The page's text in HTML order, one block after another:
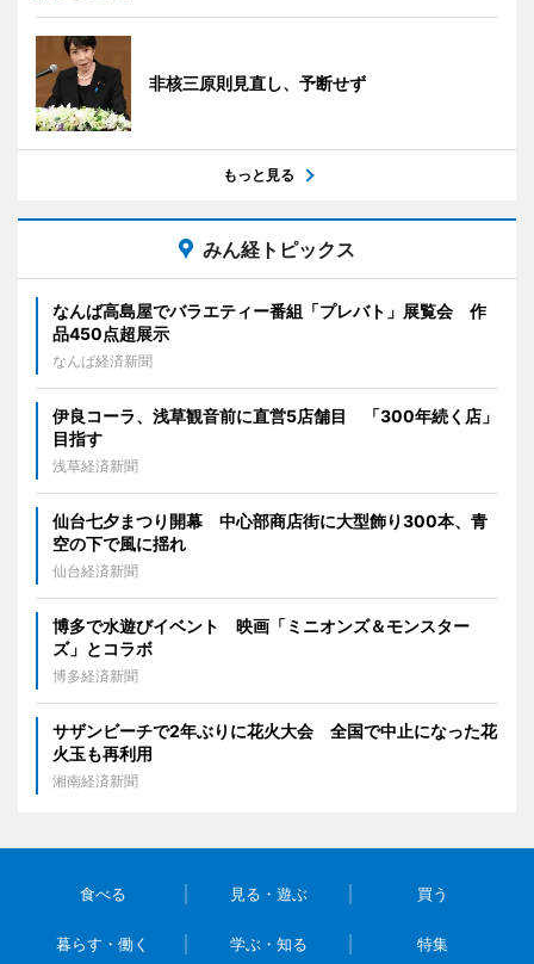
非核三原則見直し、予断せず
もっと見る
みん経トピックス
なんば高島屋でバラエティー番組「プレバト」展覧会 作
品450点超展示
なんば経済新聞
伊良コーラ、浅草観音前に直営5店舗目 「300年続く店」
目指す
浅草経済新聞
仙台七夕まつり開幕 中心部商店街に大型飾り300本、青
空の下で風に揺れ
仙台経済新聞
博多で水遊びイベント 映画「ミニオンズ＆モンスター
ズ」とコラボ
博多経済新聞
サザンビーチで2年ぶりに花火大会 全国で中止になった花
火玉も再利用
湘南経済新聞
食べる 見る・遊ぶ 買う
暮らす・働く 学ぶ・知る 特集